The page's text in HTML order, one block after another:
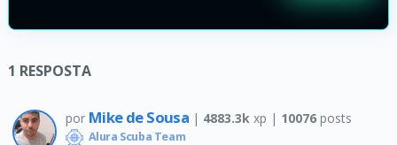
1 RESPOSTA
por Mike de Sousa | 4883.3kxp | 10076posts
Alura Scuba Team